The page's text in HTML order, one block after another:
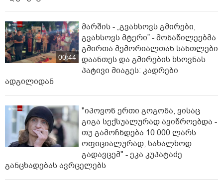
00:44
მარშის - „გვახსოვს გმირები,
გვახსოვს მტერი” - მონაწილეებმა
გმირთა მემორიალთან სანთლები
დაანთეს და გმირების ხსოვნას
პატივი მიაგეს: კადრები
ადგილიდან
"იპოვონ ერთი გოგონა, ვისაც
გიგა სექსუალურად ავიწროებდა -
თუ გამოჩნდება 10 000 ლარს
ოფიციალურად, სახალხოდ
გადავცემ" - ეკა კუპატაძე
განცხადებას ავრცელებს